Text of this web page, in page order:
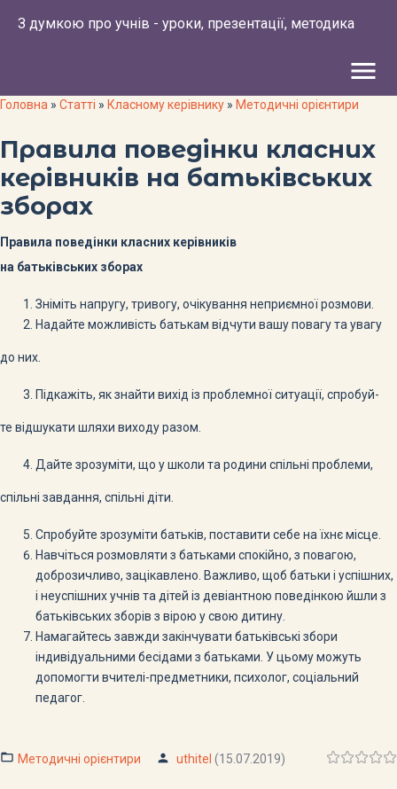
З думкою про учнів - уроки, презентації, методика
menu
Головна » Статті » Класному керівнику » Методичні орієнтири
Правила поведінки класних
керівників на батьківських
зборах
Правила поведінки класних керівників
на батьківських зборах
Зніміть напругу, тривогу, очікування неприємної розмови.
Надайте можливість батькам відчути вашу повагу та увагу
до них.
Підкажіть, як знайти вихід із проблемної ситуації, спробуй-
те відшукати шляхи виходу разом.
Дайте зрозуміти, що у школи та родини спільні проблеми,
спільні завдання, спільні діти.
Спробуйте зрозуміти батьків, поставити себе на їхнє місце.
Навчіться розмовляти з батьками спокійно, з повагою,
доброзичливо, зацікавлено. Важливо, щоб батьки і успішних,
і неуспішних учнів та дітей із девіантною поведінкою йшли з
батьківських зборів з вірою у свою дитину.
Намагайтесь завжди закінчувати батьківські збори
індивідуальними бесідами з батьками. У цьому можуть
допомогти вчителі-предметники, психолог, соціальний
педагог.
Методичні орієнтири uthitel (15.07.2019)